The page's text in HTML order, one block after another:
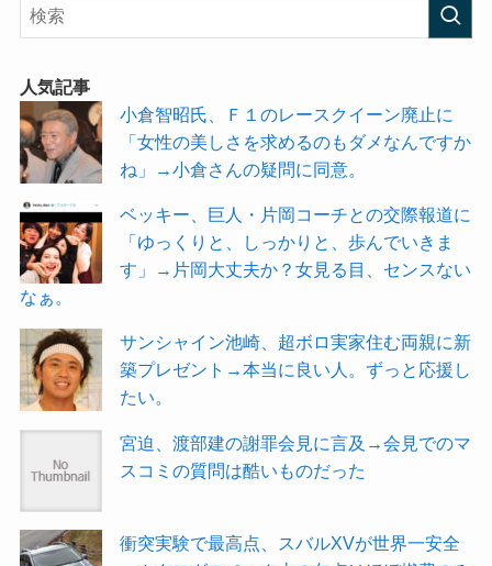
人気記事
小倉智昭氏、Ｆ１のレースクイーン廃止に
「女性の美しさを求めるのもダメなんですか
ね」→小倉さんの疑問に同意。
ベッキー、巨人・片岡コーチとの交際報道に
「ゆっくりと、しっかりと、歩んでいきま
す」→片岡大丈夫か？女見る目、センスない
なぁ。
サンシャイン池崎、超ボロ実家住む両親に新
築プレゼント→本当に良い人。ずっと応援し
たい。
宮迫、渡部建の謝罪会見に言及→会見でのマ
スコミの質問は酷いものだった
衝突実験で最高点、スバルXVが世界一安全